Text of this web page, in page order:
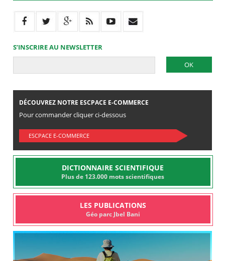
S’INSCRIRE AU NEWSLETTER
DÉCOUVREZ NOTRE ESCPACE E-COMMERCE
Pour commander cliquer ci-dessous
ESCPACE E-COMMERCE
DICTIONNAIRE SCIENTIFIQUE
Plus de 123.000 mots scientifiques
LES PUBLICATIONS
Géo parc Jbel Bani